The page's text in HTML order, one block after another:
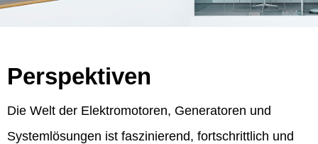
Perspektiven
Die Welt der Elektromotoren, Generatoren und
Systemlösungen ist faszinierend, fortschrittlich und